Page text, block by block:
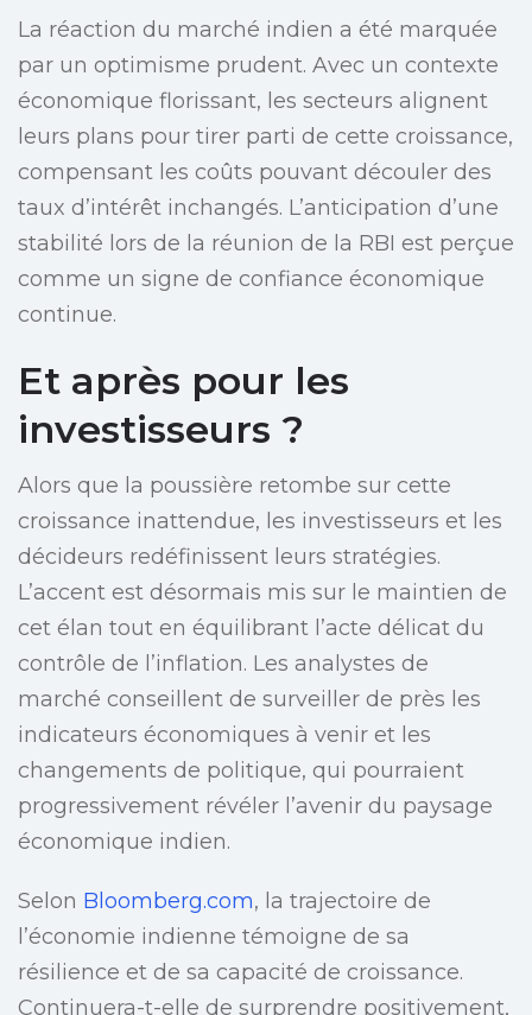
La réaction du marché indien a été marquée
par un optimisme prudent. Avec un contexte
économique florissant, les secteurs alignent
leurs plans pour tirer parti de cette croissance,
compensant les coûts pouvant découler des
taux d’intérêt inchangés. L’anticipation d’une
stabilité lors de la réunion de la RBI est perçue
comme un signe de confiance économique
continue.
Et après pour les
investisseurs ?
Alors que la poussière retombe sur cette
croissance inattendue, les investisseurs et les
décideurs redéfinissent leurs stratégies.
L’accent est désormais mis sur le maintien de
cet élan tout en équilibrant l’acte délicat du
contrôle de l’inflation. Les analystes de
marché conseillent de surveiller de près les
indicateurs économiques à venir et les
changements de politique, qui pourraient
progressivement révéler l’avenir du paysage
économique indien.
Selon Bloomberg.com, la trajectoire de
l’économie indienne témoigne de sa
résilience et de sa capacité de croissance.
Continuera-t-elle de surprendre positivement,